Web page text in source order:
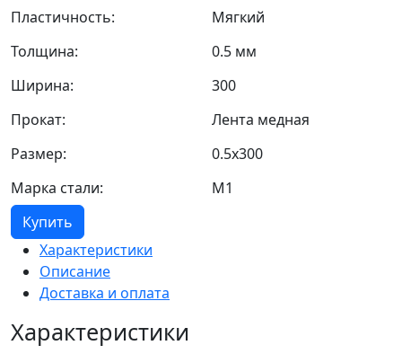
Пластичность:
Мягкий
Толщина:
0.5 мм
Ширина:
300
Прокат:
Лента медная
Размер:
0.5х300
Марка стали:
М1
Купить
Характеристики
Описание
Доставка и оплата
Характеристики